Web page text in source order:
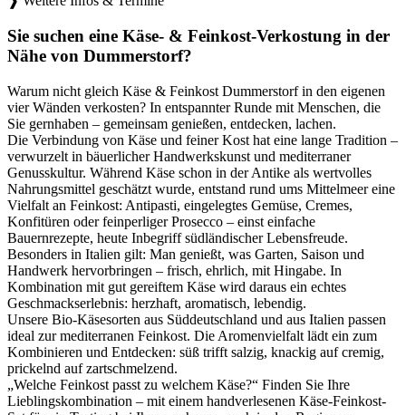
Sie suchen eine Käse- & Feinkost-Verkostung in der
Nähe von Dummerstorf?
Warum nicht gleich Käse & Feinkost Dummerstorf in den eigenen
vier Wänden verkosten? In entspannter Runde mit Menschen, die
Sie gernhaben – gemeinsam genießen, entdecken, lachen.
Die Verbindung von Käse und feiner Kost hat eine lange Tradition –
verwurzelt in bäuerlicher Handwerkskunst und mediterraner
Genusskultur. Während Käse schon in der Antike als wertvolles
Nahrungsmittel geschätzt wurde, entstand rund ums Mittelmeer eine
Vielfalt an Feinkost: Antipasti, eingelegtes Gemüse, Cremes,
Konfitüren oder feinperliger Prosecco – einst einfache
Bauernrezepte, heute Inbegriff südländischer Lebensfreude.
Besonders in Italien gilt: Man genießt, was Garten, Saison und
Handwerk hervorbringen – frisch, ehrlich, mit Hingabe. In
Kombination mit gut gereiftem Käse wird daraus ein echtes
Geschmackserlebnis: herzhaft, aromatisch, lebendig.
Unsere Bio-Käsesorten aus Süddeutschland und aus Italien passen
ideal zur mediterranen Feinkost. Die Aromenvielfalt lädt ein zum
Kombinieren und Entdecken: süß trifft salzig, knackig auf cremig,
prickelnd auf zartschmelzend.
„Welche Feinkost passt zu welchem Käse?“ Finden Sie Ihre
Lieblingskombination – mit einem handverlesenen Käse-Feinkost-